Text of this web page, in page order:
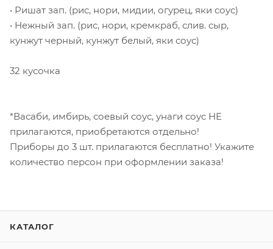
• Ришат зап. (рис, нори, мидии, огурец, яки соус)
• Нежный зап. (рис, нори, кремкраб, слив. сыр,
кунжут черный, кунжут белый, яки соус)
32 кусочка
*Васаби, имбирь, соевый соус, унаги соус НЕ
прилагаются, приобретаются отдельно!
Приборы до 3 шт. прилагаются бесплатно! Укажите
количество персон при оформлении заказа!
КАТАЛОГ